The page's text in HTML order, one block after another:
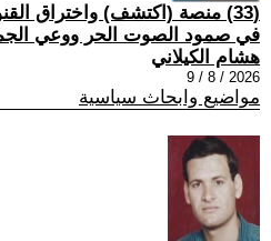
(33) منصة (اكتشف) واختراق
في صمود الصوت الحر ووعي
هشام الكيلاني
2026 / 8 / 9
مواضيع وابحاث سياسية